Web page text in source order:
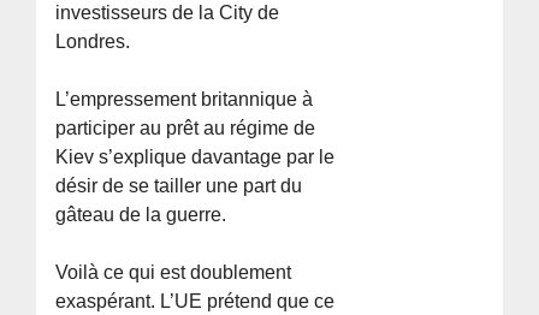
investisseurs de la City de
Londres.
L’empressement britannique à
participer au prêt au régime de
Kiev s’explique davantage par le
désir de se tailler une part du
gâteau de la guerre.
Voilà ce qui est doublement
exaspérant. L’UE prétend que ce